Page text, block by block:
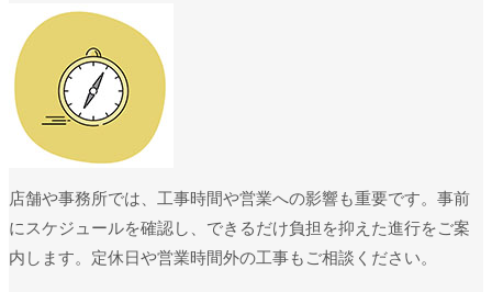
店舗や事務所では、工事時間や営業への影響も重要です。事前
にスケジュールを確認し、できるだけ負担を抑えた進行をご案
内します。定休日や営業時間外の工事もご相談ください。